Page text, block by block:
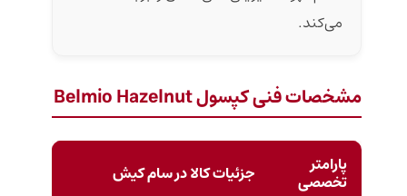
می‌کند.
مشخصات فنی کپسول Belmio Hazelnut
پارامتر
تخصصی جزئیات کالا در سام کیش